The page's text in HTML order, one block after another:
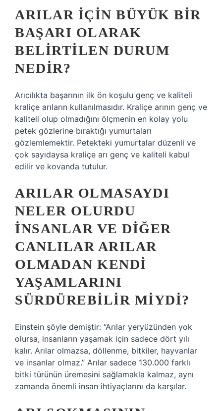
ARILAR IÇIN BÜYÜK BIR
BAŞARI OLARAK
BELIRTILEN DURUM
NEDIR?
Arıcılıkta başarının ilk ön koşulu genç ve kaliteli
kraliçe arıların kullanılmasıdır. Kraliçe arının genç ve
kaliteli olup olmadığını ölçmenin en kolay yolu
petek gözlerine bıraktığı yumurtaları
gözlemlemektir. Petekteki yumurtalar düzenli ve
çok sayıdaysa kraliçe arı genç ve kaliteli kabul
edilir ve kovanda tutulur.
ARILAR OLMASAYDI
NELER OLURDU
INSANLAR VE DIĞER
CANLILAR ARILAR
OLMADAN KENDI
YAŞAMLARINI
SÜRDÜREBILIR MIYDI?
Einstein şöyle demiştir: “Arılar yeryüzünden yok
olursa, insanların yaşamak için sadece dört yılı
kalır. Arılar olmazsa, döllenme, bitkiler, hayvanlar
ve insanlar olmaz.” Arılar sadece 130.000 farklı
bitki türünün üremesini sağlamakla kalmaz, aynı
zamanda önemli insan ihtiyaçlarını da karşılar.